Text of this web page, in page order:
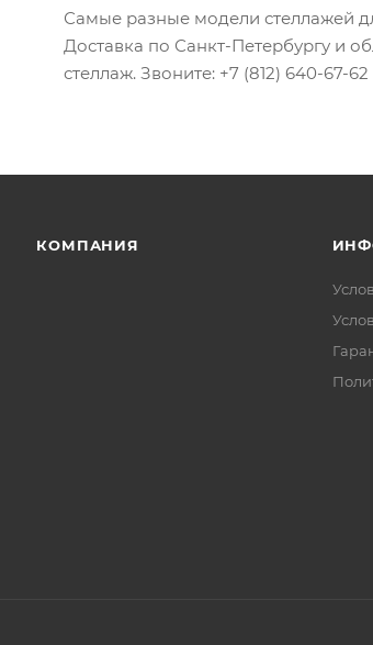
Самые разные модели стеллажей
Доставка по Санкт-Петербургу и
стеллаж. Звоните: +7 (812) 640-67-62
КОМПАНИЯ